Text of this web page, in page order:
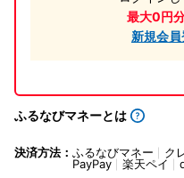
最大0円
新規会
ふるなびマネーとは
決済方法： ふるなびマネー ク
PayPay
楽天ペイ